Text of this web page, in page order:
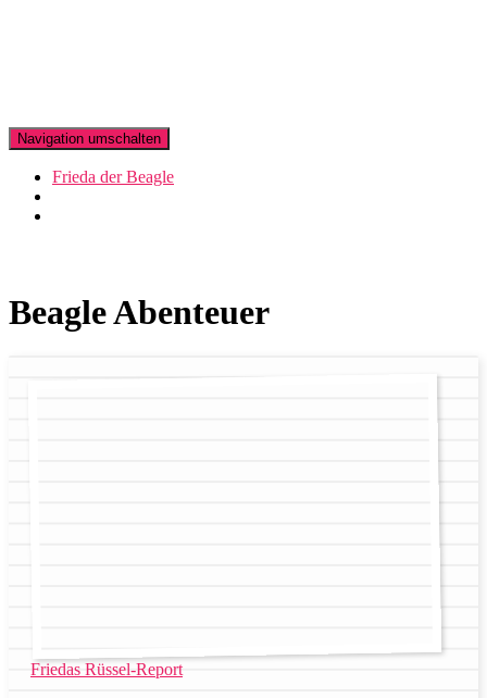
Navigation umschalten
Frieda der Beagle
Beagle Abenteuer
Friedas Rüssel-Report